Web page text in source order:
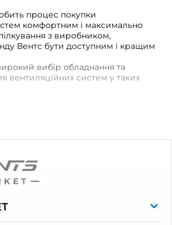
процес покупки
комфортним і максимально
з виробником,
Вентс бути доступним і кращим
вибір обладнання та
вентиляційних систем у таких
та монтажні елементи